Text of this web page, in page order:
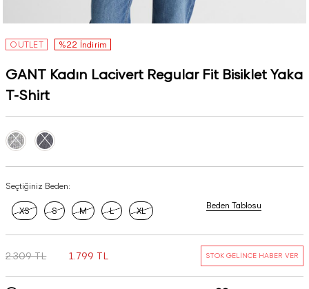
OUTLET %22 İndirim
GANT Kadın Lacivert Regular Fit Bisiklet Yaka
T-Shirt
Seçtiğiniz Beden:
XS S M L XL
Beden Tablosu
2.309 TL 1.799 TL STOK GELİNCE HABER VER